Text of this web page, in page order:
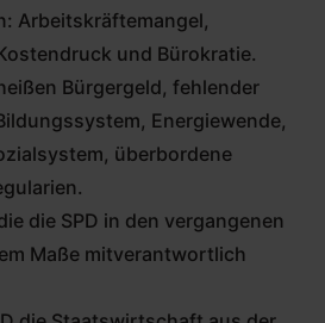
Arbeitskräftemangel,
und Bürokratie.
Bürgergeld, fehlender
Energiewende,
überbordene
die SPD in den vergangenen
Maße mitverantwortlich